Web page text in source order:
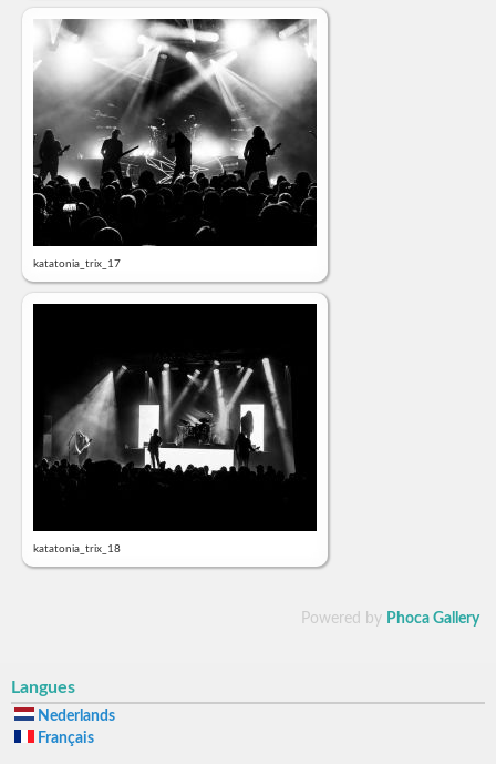
katatonia_trix_17
katatonia_trix_18
Powered by Phoca Gallery
Langues
Nederlands
Français